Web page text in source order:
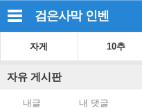
검은사막 인벤
자게 10추
자유 게시판
내글 내 댓글